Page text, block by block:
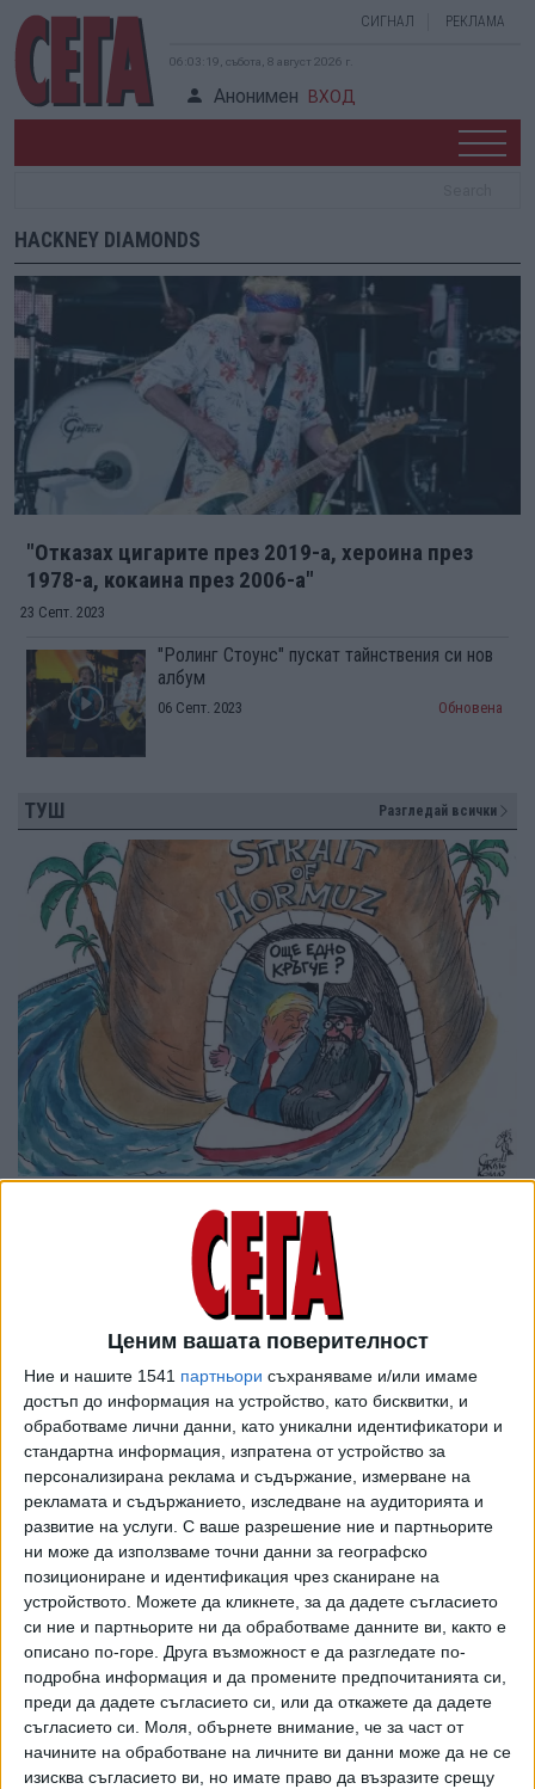
Ценим вашата поверителност
Ние и нашите 1541 партньори съхраняваме и/или имаме
достъп до информация на устройство, като бисквитки, и
обработваме лични данни, като уникални идентификатори и
стандартна информация, изпратена от устройство за
персонализирана реклама и съдържание, измерване на
рекламата и съдържанието, изследване на аудиторията и
развитие на услуги. С ваше разрешение ние и партньорите
ни може да използваме точни данни за географско
позициониране и идентификация чрез сканиране на
устройството. Можете да кликнете, за да дадете съгласието
си ние и партньорите ни да обработваме данните ви, както е
описано по-горе. Друга възможност е да разгледате по-
подробна информация и да промените предпочитанията си,
преди да дадете съгласието си, или да откажете да дадете
съгласието си. Моля, обърнете внимание, че за част от
начините на обработване на личните ви данни може да не се
изисква съгласието ви, но имате право да възразите срещу
СИГНАЛ РЕКЛАМА
06:03:19, събота, 8 август 2026 г.
Анонимен ВХОД
HACKNEY DIAMONDS
"Отказах цигарите през 2019-а, хероина през
1978-а, кокаина през 2006-а"
23 Септ. 2023
"Ролинг Стоунс" пускат тайнствения си нов
албум
06 Септ. 2023 Обновена
ТУШ Разгледай всички
ПОСЛЕ Разгледай всички
Хавайската Богородица заплака с фентанилови сълзи